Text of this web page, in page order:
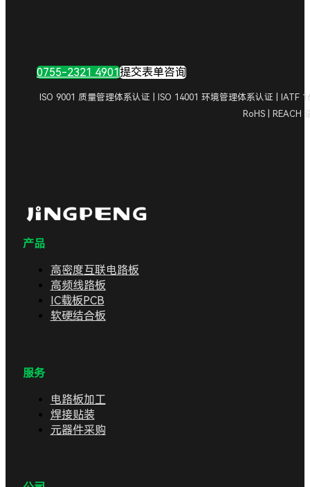
0755-2321 4901提交表单咨询
ISO 9001 质量管理体系认证 | ISO 14001 环境管理体系认证 | IATF
RoHS | REACH
产品
高密度互联电路板
高频线路板
IC载板PCB
软硬结合板
服务
电路板加工
焊接贴装
元器件采购